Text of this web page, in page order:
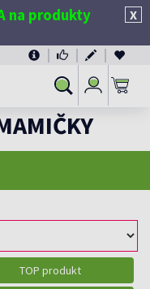
X
produkty
Vyhľadávanie
Prihlásiť
sa
TOP produkt